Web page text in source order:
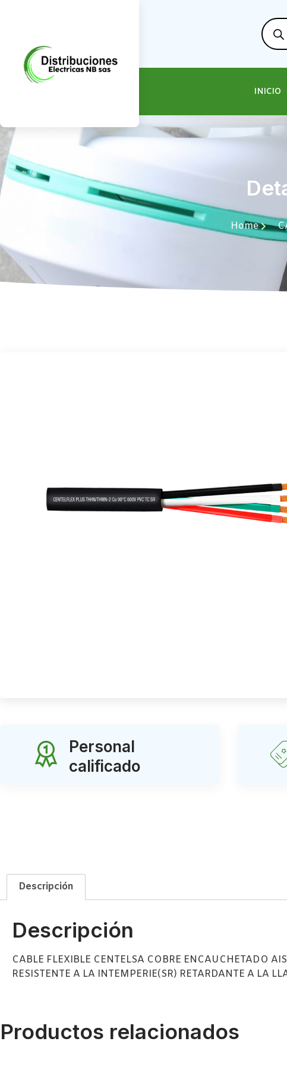
INICIO
Home
Personal
calificado
Descripción
Descripción
CABLE FLEXIBLE CENTELSA COBRE ENCAUCHETADO
RESISTENTE A LA INTEMPERIE(SR) RETARDANTE A LA
Productos relacionados